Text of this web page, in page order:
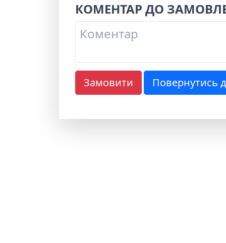
КОМЕНТАР ДО
Замовити Повернутись